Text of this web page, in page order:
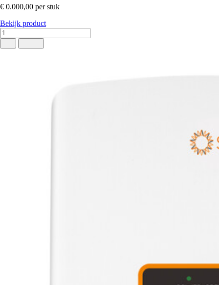
€ 0.000,00 per stuk
Bekijk product